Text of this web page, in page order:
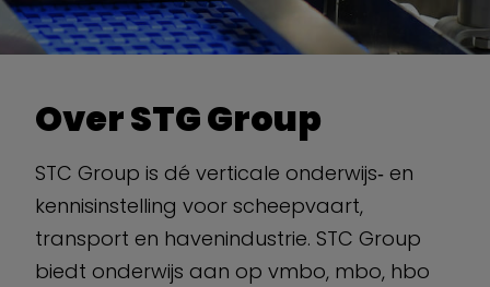
Over STG Group
STC Group is dé verticale onderwijs‐ en
kennisinstelling voor scheepvaart,
transport en havenindustrie. STC Group
biedt onderwijs aan op vmbo, mbo, hbo